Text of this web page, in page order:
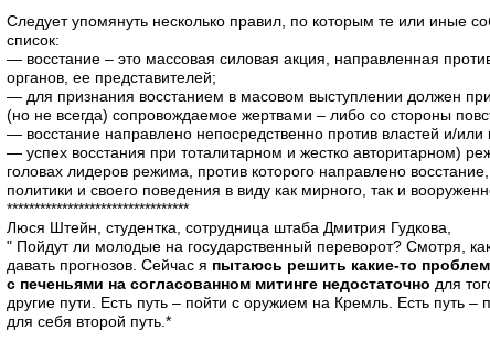
Следует упомянуть несколько правил, по которым те или иные
список:
— восстание – это массовая силовая акция, направленная
органов, ее представителей;
— для признания восстанием в масовом выступлении должен
(но не всегда) сопровождаемое жертвами – либо со стороны
— восстание направлено непосредственно против властей и/
— успех восстания при тоталитарном и жестко авторитарном)
головах лидеров режима, против которого направлено
политики и своего поведения в виду как мирного, так и
*********************************
Люся Штейн, студентка, сотрудница штаба Дмитрия Гудкова,
" Пойдут ли молодые на государственный переворот? Смотря,
давать прогнозов. Сейчас я пытаюсь решить какие-то
с печеньями на согласованном митинге недостаточно для
другие пути. Есть путь – пойти с оружием на Кремль. Есть путь
для себя второй путь.*